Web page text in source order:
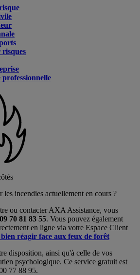
risques
les incendies actuellement en cours ?
ou contacter AXA Assistance, vous
09 70 81 83 55. Vous pouvez également
en ligne via votre Espace Client
réagir face aux feux de forêt
disposition, ainsi qu'à celle de vos
psychologique. Ce service gratuit est
77 88 95.